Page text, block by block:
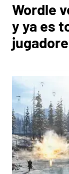
Wordle
y ya es